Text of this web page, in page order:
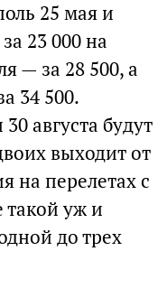
25 мая и
23 000 на
— за 28 500, а
34 500.
августа будут
выходит от
на перелетах с
такой уж и
до трех